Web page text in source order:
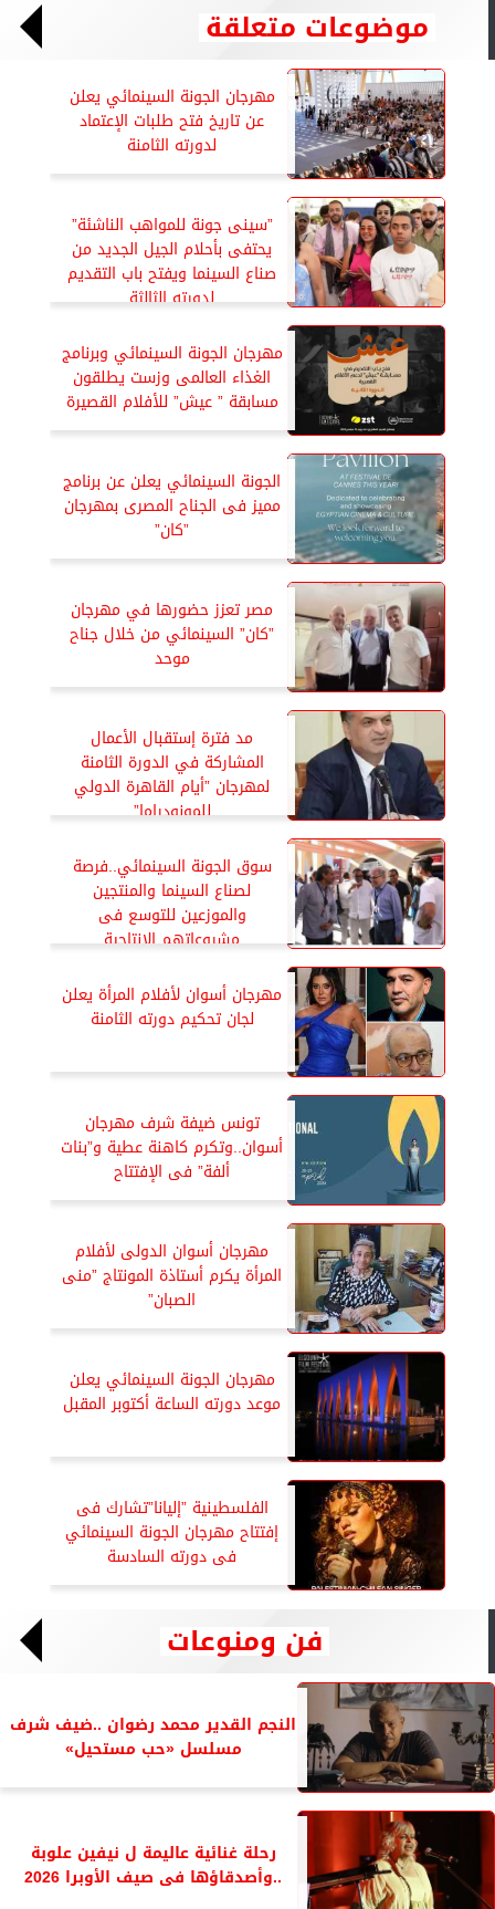
موضوعات متعلقة
مهرجان الجونة السينمائي يعلن
عن تاريخ فتح طلبات الإعتماد
لدورته الثامنة
”سينى جونة للمواهب الناشئة”
يحتفى بأحلام الجيل الجديد من
صناع السينما ويفتح باب التقديم
لدورته الثالثة
مهرجان الجونة السينمائي وبرنامج
الغذاء العالمى وزست يطلقون
مسابقة ” عيش” للأفلام القصيرة
الجونة السينمائي يعلن عن برنامج
مميز فى الجناح المصرى بمهرجان
”كان”
مصر تعزز حضورها في مهرجان
”كان” السينمائي من خلال جناح
موحد
مد فترة إستقبال الأعمال
المشاركة في الدورة الثامنة
لمهرجان ”أيام القاهرة الدولي
للمونودراما”
سوق الجونة السينمائي..فرصة
لصناع السينما والمنتجين
والموزعين للتوسع فى
مشروعاتهم الإنتاجية
مهرجان أسوان لأفلام المرأة يعلن
لجان تحكيم دورته الثامنة
تونس ضيفة شرف مهرجان
أسوان..وتكرم كاهنة عطية و”بنات
ألفة” فى الإفتتاح
مهرجان أسوان الدولى لأفلام
المرأة يكرم أستاذة المونتاج ”منى
الصبان”
مهرجان الجونة السينمائي يعلن
موعد دورته الساعة أكتوبر المقبل
الفلسطينية ”إليانا”تشارك فى
إفتتاح مهرجان الجونة السينمائي
فى دورته السادسة
فن ومنوعات
النجم القدير محمد رضوان ..ضيف شرف
مسلسل «حب مستحيل»
رحلة غنائية عاليمة ل نيفين علوبة
..وأصدقاؤها فى صيف الأوبرا 2026